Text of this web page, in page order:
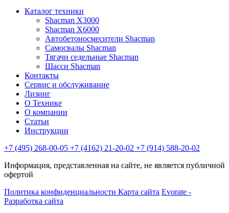
Каталог техники
Shacman X3000
Shacman X6000
Автобетоносмесители Shacman
Самосвалы Shacman
Тягачи седельные Shacman
Шасси Shacman
Контакты
Сервис и обслуживание
Лизинг
О Технике
О компании
Статьи
Инструкции
+7 (495) 268-00-05 +7 (4162) 21-20-02 +7 (914) 588-20-02
Информация, представленная на сайте, не является публичной
офертой
Политика конфиденциальности Карта сайта Evorate -
Разработка сайта